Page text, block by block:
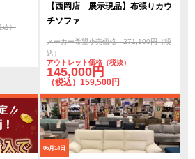
込）
【西岡店 展示現品】布張りカウ
チソファ
メーカー希望小売価格 271,100円（税
込）
アウトレット価格（税抜）
145,000円
（税込）159,500円
06月14日